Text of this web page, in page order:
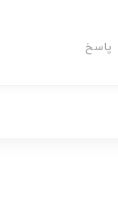
پاسخ